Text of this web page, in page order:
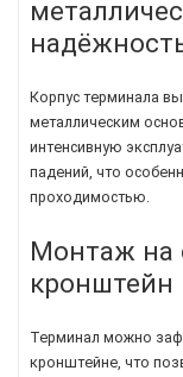
Корпус терминала
металлическим
интенсивную
падений, что
проходимостью.
Монтаж на
кронштейн
Терминал можно
кронштейне, что